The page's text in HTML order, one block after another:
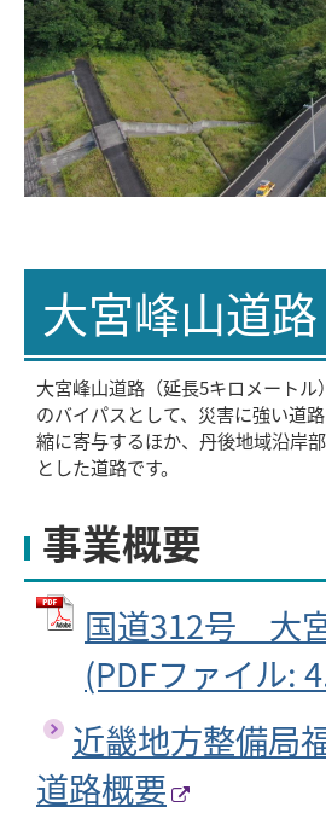
大宮峰山道
大宮峰山道路（延長5キロメート
のバイパスとして、災害に強い道
縮に寄与するほか、丹後地域沿岸
とした道路です。
事業概要
国道312号 大
(PDFファイル:
近畿地方整備局
道路概要